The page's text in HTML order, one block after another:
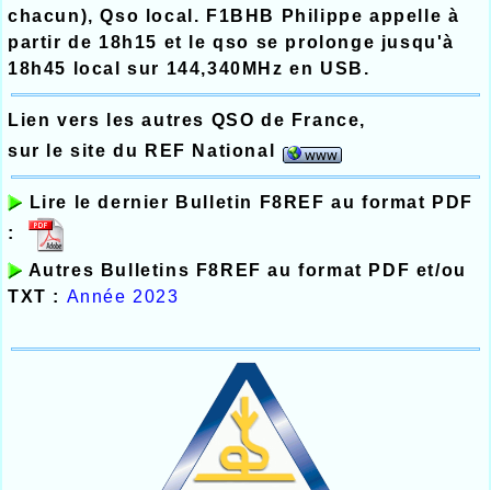
chacun), Qso local. F1BHB Philippe appelle à
partir de 18h15 et le qso se prolonge jusqu'à
18h45 local sur 144,340MHz en USB.
Lien vers les autres QSO de France,
sur le site du REF National
Lire le dernier Bulletin F8REF au format PDF
:
Autres Bulletins F8REF au format PDF et/ou
TXT : Année 2023